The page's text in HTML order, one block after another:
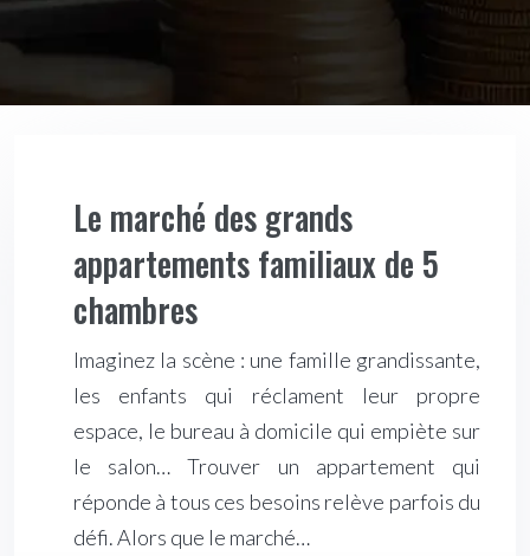
Le marché des grands
appartements familiaux de 5
chambres
Imaginez la scène : une famille grandissante,
les enfants qui réclament leur propre
espace, le bureau à domicile qui empiète sur
le salon… Trouver un appartement qui
réponde à tous ces besoins relève parfois du
défi. Alors que le marché…